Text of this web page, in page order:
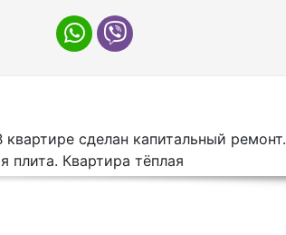
сделан капитальный ремонт.
плита. Квартира тёплая